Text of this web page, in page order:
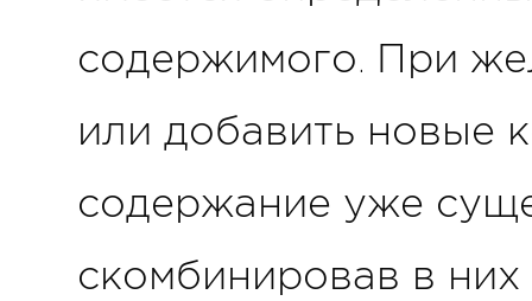
содержимого. При
или добавить новые
содержание уже
скомбинировав в них